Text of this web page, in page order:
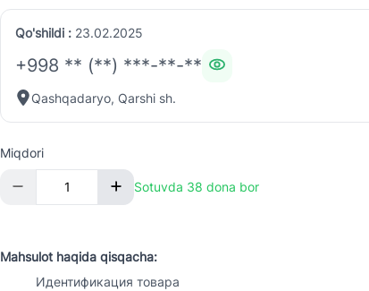
Qo'shildi : 23.02.2025
+998 ** (**) ***-**-**
Qashqadaryo, Qarshi sh.
Miqdori
Sotuvda 38 dona bor
Mahsulot haqida qisqacha:
Идентификация товара